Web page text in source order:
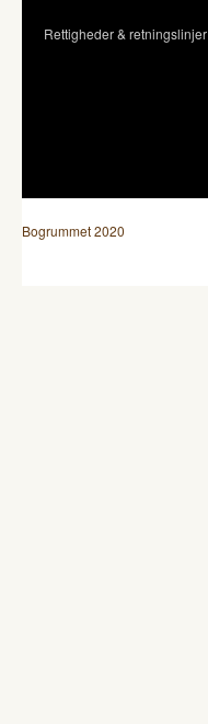
Rettigheder & retningslinjer
Bogrummet 2020